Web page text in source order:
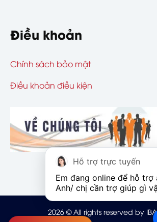
Điều khoản
Chính sách bảo mật
Điều khoản điều kiện
2026 © All rights reserved by
Hỗ trợ trực tuyến
Em đang online để hỗ trợ
Anh/ chị cần trợ giúp gì